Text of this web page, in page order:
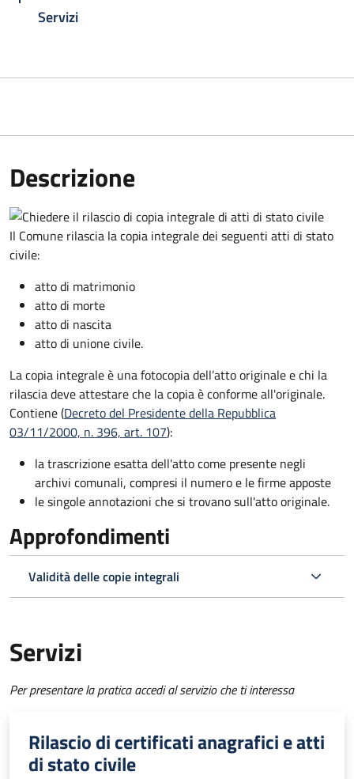
Servizi
Descrizione
Il Comune rilascia la copia integrale dei seguenti atti di stato
civile:
atto di matrimonio
atto di morte
atto di nascita
atto di unione civile.
La copia integrale è una fotocopia dell’atto originale e chi la
rilascia deve attestare che la copia è conforme all'originale.
Contiene (Decreto del Presidente della Repubblica
03/11/2000, n. 396, art. 107):
la trascrizione esatta dell'atto come presente negli
archivi comunali, compresi il numero e le firme apposte
le singole annotazioni che si trovano sull'atto originale.
Approfondimenti
Validità delle copie integrali
Servizi
Per presentare la pratica accedi al servizio che ti interessa
Rilascio di certificati anagrafici e atti
di stato civile